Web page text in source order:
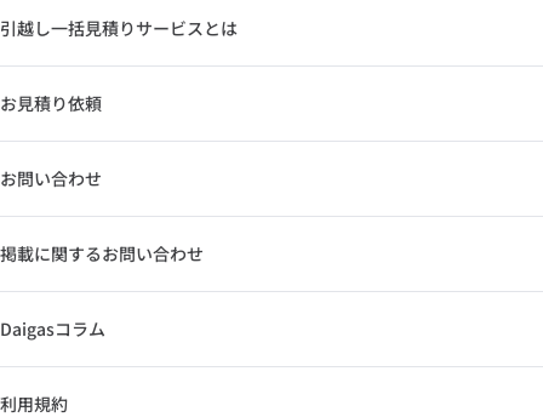
引越し一括見積りサービスとは
お見積り依頼
お問い合わせ
掲載に関するお問い合わせ
Daigasコラム
利用規約